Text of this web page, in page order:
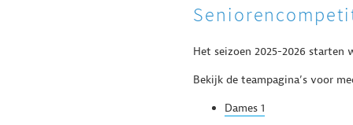
Het seizoen 2025-2026 starten
Bekijk de teampagina’s voor
Dames 1